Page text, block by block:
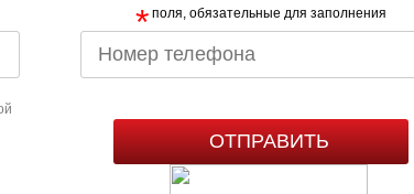
* поля, обязательные для заполнения